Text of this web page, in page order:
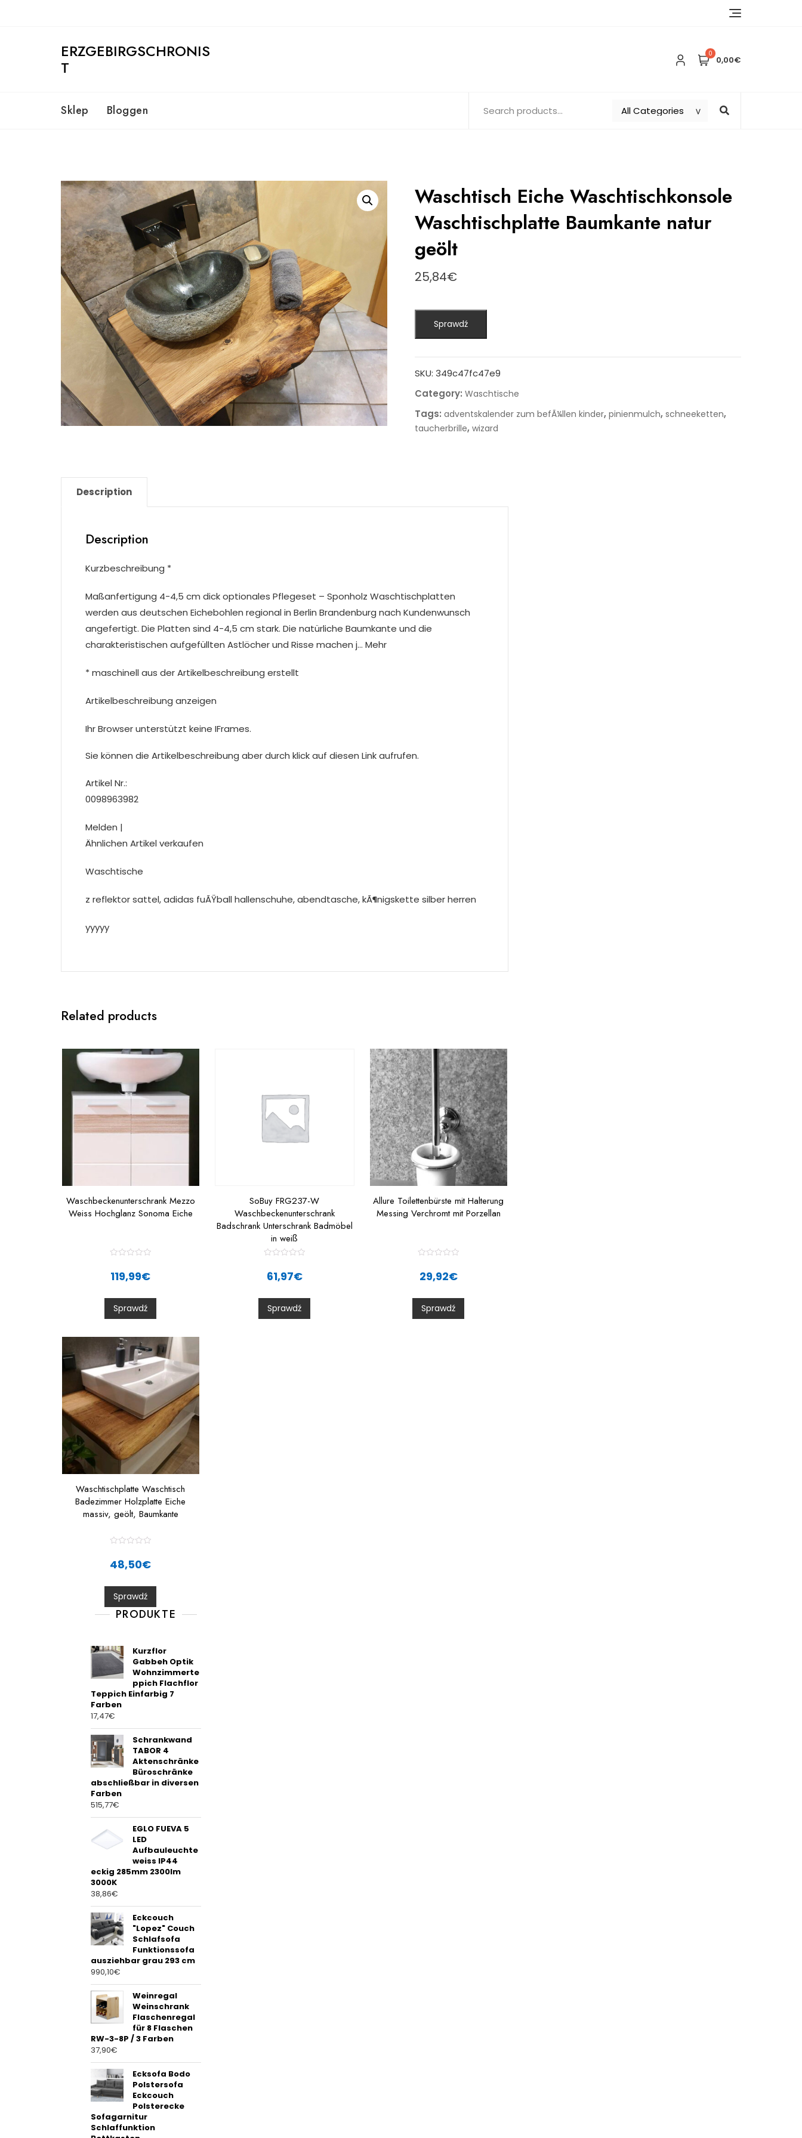
ERZGEBIRGSCHRONIS
T
0
0,00€
Sklep Bloggen
Waschtisch Eiche Waschtischkonsole
Waschtischplatte Baumkante natur
geölt
25,84€
Sprawdź
SKU: 349c47fc47e9
Category: Waschtische
Tags: adventskalender zum befÃ¼llen kinder, pinienmulch, schneeketten,
taucherbrille, wizard
Description
Description
Kurzbeschreibung *
Maßanfertigung 4-4,5 cm dick optionales Pflegeset – Sponholz Waschtischplatten
werden aus deutschen Eichebohlen regional in Berlin Brandenburg nach Kundenwunsch
angefertigt. Die Platten sind 4-4,5 cm stark. Die natürliche Baumkante und die
charakteristischen aufgefüllten Astlöcher und Risse machen j… Mehr
* maschinell aus der Artikelbeschreibung erstellt
Artikelbeschreibung anzeigen
Ihr Browser unterstützt keine IFrames.
Sie können die Artikelbeschreibung aber durch klick auf diesen Link aufrufen.
Artikel Nr.:
0098963982
Melden |
Ähnlichen Artikel verkaufen
Waschtische
z reflektor sattel, adidas fuÃŸball hallenschuhe, abendtasche, kÃ¶nigskette silber herren
yyyyy
Related products
Waschbeckenunterschrank Mezzo
Weiss Hochglanz Sonoma Eiche
0
o
u
t
119,99€
Sprawdź
SoBuy FRG237-W
Waschbeckenunterschrank
Badschrank Unterschrank Badmöbel
in weiß
0
o
u
t
61,97€
Sprawdź
Allure Toilettenbürste mit Halterung
Messing Verchromt mit Porzellan
t
0
o
u
t
29,92€
Sprawdź
Waschtischplatte Waschtisch
Badezimmer Holzplatte Eiche
massiv, geölt, Baumkante
t
0
o
u
t
48,50€
Sprawdź
PRODUKTE
Kurzflor
Gabbeh Optik
Wohnzimmerte
ppich Flachflor
Teppich Einfarbig 7
Farben
17,47€
Schrankwand
TABOR 4
Aktenschränke
Büroschränke
abschließbar in diversen
Farben
515,77€
EGLO FUEVA 5
LED
Aufbauleuchte
weiss IP44
eckig 285mm 2300lm
3000K
38,86€
Eckcouch
"Lopez" Couch
Schlafsofa
Funktionssofa
ausziehbar grau 293 cm
990,10€
Weinregal
Weinschrank
Flaschenregal
für 8 Flaschen
RW-3-8P / 3 Farben
37,90€
Ecksofa Bodo
Polstersofa
Eckcouch
Polsterecke
Sofagarnitur
Schlaffunktion